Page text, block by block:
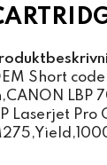
Short
LBP
Laserjet Pro